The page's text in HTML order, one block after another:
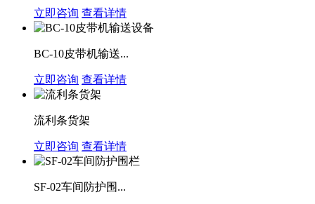
立即咨询 查看详情
BC-10皮带机输送...
立即咨询 查看详情
流利条货架
立即咨询 查看详情
SF-02车间防护围...